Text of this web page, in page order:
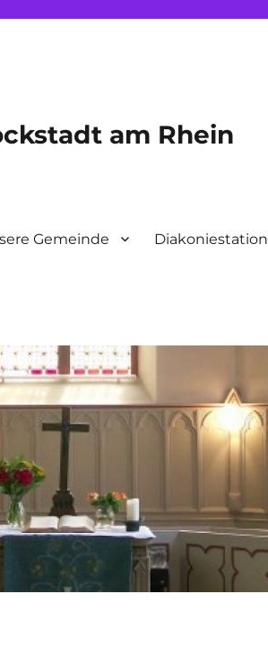
am Rhein
Gemeinde Diakoniestation